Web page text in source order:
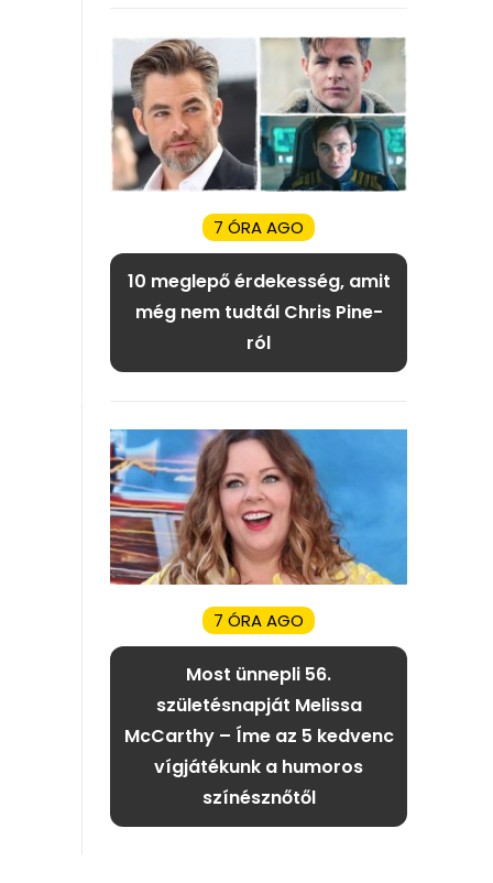
7 ÓRA AGO
10 meglepő érdekesség, amit
még nem tudtál Chris Pine-
ról
7 ÓRA AGO
Most ünnepli 56.
születésnapját Melissa
McCarthy – Íme az 5 kedvenc
vígjátékunk a humoros
színésznőtől